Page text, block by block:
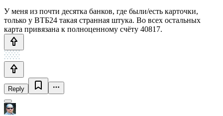
У меня из почти десятка банков, где были/есть карточки,
только у ВТБ24 такая странная штука. Во всех остальных
карта привязана к полноценному счёту 40817.
Reply